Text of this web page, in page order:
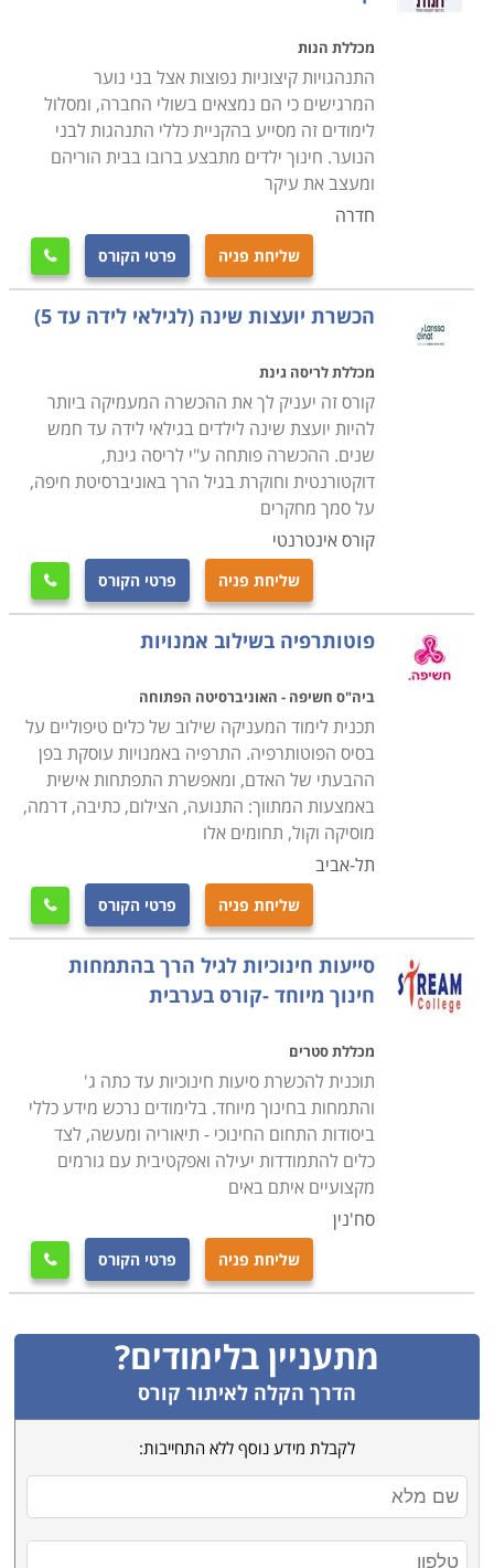
המתעניינים בלימודי חינוך והוראה, יוכלו למצוא חוגים לתואר
או קורסים נפרדים בסוגיות חינוכיות שונות, במכללות ייעודיות
ברחבי הארץ ובמחלקות הרלוונטיות באוניברסיטאות
בירושלים, תל אביב, חיפה, באר שבע ועוד.
מכללת הנות
התנהגויות קיצוניות נפוצות אצל בני נוער
המרגישים כי הם נמצאים בשולי החברה, ומסלול
לימודים זה מסייע בהקניית כללי התנהגות לבני
הנוער. חינוך ילדים מתבצע ברובו בבית הוריהם
ומעצב את עיקר
חדרה
שליחת פניה פרטי הקורס 
הכשרת יועצות שינה (לגילאי לידה עד 5)
מכללת לריסה גינת
קורס זה יעניק לך את ההכשרה המעמיקה ביותר
להיות יועצת שינה לילדים בגילאי לידה עד חמש
שנים. ההכשרה פותחה ע"י לריסה גינת,
דוקטורנטית וחוקרת בגיל הרך באוניברסיטת חיפה,
על סמך מחקרים
קורס אינטרנטי
שליחת פניה פרטי הקורס 
פוטותרפיה בשילוב אמנויות
ביה"ס חשיפה - האוניברסיטה הפתוחה
תכנית לימוד המעניקה שילוב של כלים טיפוליים על
בסיס הפוטותרפיה. התרפיה באמנויות עוסקת בפן
ההבעתי של האדם, ומאפשרת התפתחות אישית
באמצעות המתווך: התנועה, הצילום, כתיבה, דרמה,
מוסיקה וקול, תחומים אלו
תל-אביב
שליחת פניה פרטי הקורס 
סייעות חינוכיות לגיל הרך בהתמחות
חינוך מיוחד -קורס בערבית
מכללת סטרים
תוכנית להכשרת סיעות חינוכיות עד כתה ג'
והתמחות בחינוך מיוחד. בלימודים נרכש מידע כללי
ביסודות התחום החינוכי - תיאוריה ומעשה, לצד
כלים להתמודדות יעילה ואפקטיבית עם גורמים
מקצועיים איתם באים
סח'נין
שליחת פניה פרטי הקורס 
מתעניין בלימודים?
הדרך הקלה לאיתור קורס
לקבלת מידע נוסף ללא התחייבות: